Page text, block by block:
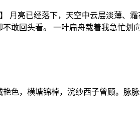
月亮已经落下，天空中云层淡薄、
敢回头看。 一叶扁舟载着我急忙划
，横塘锦棹，浣纱西子曾顾。脉